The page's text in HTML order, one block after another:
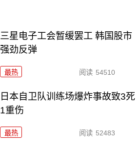
三星电子工会暂缓罢工 韩国股市
强劲反弹
最热 阅读 54510
日本自卫队训练场爆炸事故致3死
1重伤
最热 阅读 52483